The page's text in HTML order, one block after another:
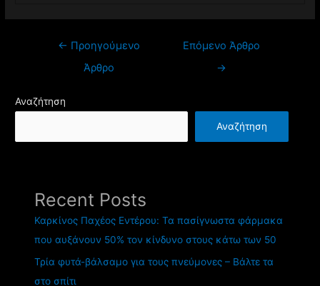
Πλοήγηση
← Προηγούμενο
Άρθρο
Επόμενο Άρθρο
→
Αναζήτηση
Αναζήτηση
Recent Posts
Καρκίνος Παχέος Εντέρου: Τα πασίγνωστα φάρμακα
που αυξάνουν 50% τον κίνδυνο στους κάτω των 50
Τρία φυτά-βάλσαμο για τους πνεύμονες – Βάλτε τα
στο σπίτι